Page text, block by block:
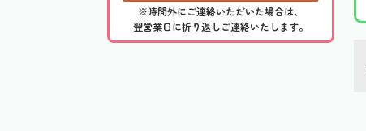
※時間外にご連絡いただいた場合は、
翌営業日に折り返しご連絡いたします。